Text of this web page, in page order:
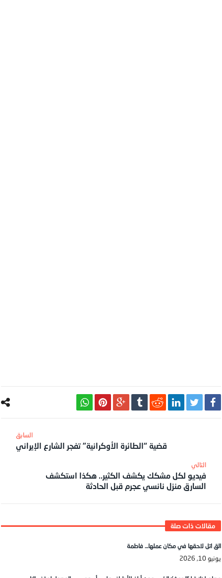
قضية “الطائرة الأوكرانية” تفجر الشارع الإيراني
‎التالي
فيديو لكل مشكك يكشف الكثير.. هكذا استكشف
السارق منزل نانسي عجرم قبل الحادثة
الق اتل لاحقها في مكان عملها… فاطمة
يونيو 10, 2026